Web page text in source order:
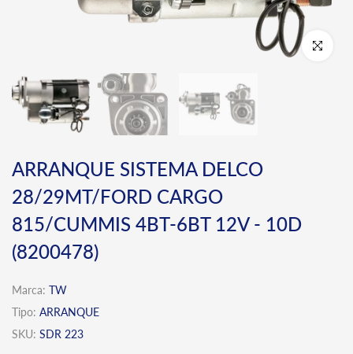
Click para
ARRANQUE SISTEMA DELCO
28/29MT/FORD CARGO
815/CUMMIS 4BT-6BT 12V - 10D
(8200478)
Marca: TW
Tipo: ARRANQUE
SKU: SDR 223